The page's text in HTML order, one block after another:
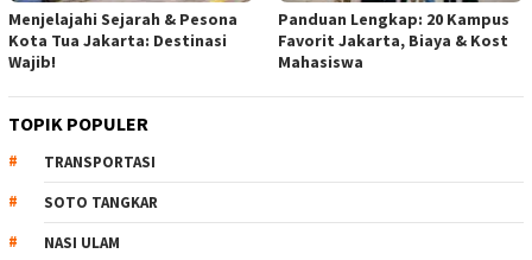
Menjelajahi Sejarah & Pesona
Kota Tua Jakarta: Destinasi
Wajib!
Panduan Lengkap: 20 Kampus
Favorit Jakarta, Biaya & Kost
Mahasiswa
TOPIK POPULER
TRANSPORTASI
SOTO TANGKAR
NASI ULAM